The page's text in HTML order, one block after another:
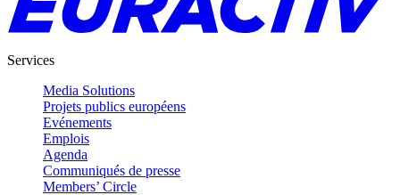
Services
Media Solutions
Projets publics européens
Evénements
Emplois
Agenda
Communiqués de presse
Members’ Circle